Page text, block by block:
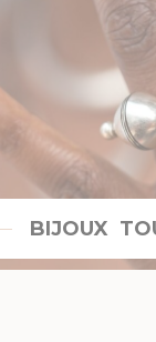
BIJOUX